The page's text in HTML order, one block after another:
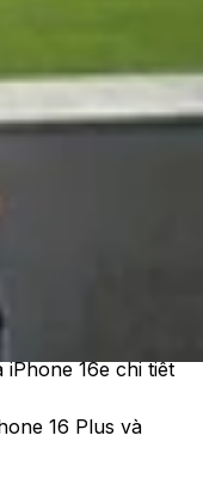
iPhone 16e chi tiết
16 Plus và